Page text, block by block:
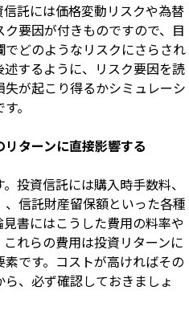
託には価格変動リスクや為替
要因が付きものですので、目
どのようなリスクにさらされ
するように、リスク要因を読
が起こり得るかシミュレーシ
。
ターンに直接影響する
投資信託には購入時手数料、
信託財産留保額といった各種
書にはこうした費用の料率や
れらの費用は投資リターンに
です。コストが高ければその
、必ず確認しておきましょ